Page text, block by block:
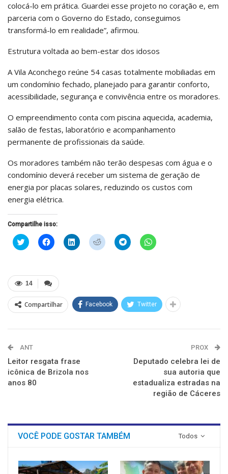
colocá-lo em prática. Guardei esse projeto no coração e, em
parceria com o Governo do Estado, conseguimos
transformá-lo em realidade”, afirmou.
Estrutura voltada ao bem-estar dos idosos
A Vila Aconchego reúne 54 casas totalmente mobiliadas em
um condomínio fechado, planejado para garantir conforto,
acessibilidade, segurança e convivência entre os moradores.
O empreendimento conta com piscina aquecida, academia,
salão de festas, laboratório e acompanhamento
permanente de profissionais da saúde.
Os moradores também não terão despesas com água e o
condomínio deverá receber um sistema de geração de
energia por placas solares, reduzindo os custos com
energia elétrica.
Compartilhe isso:
Clique
para
em
nova
janela)
Clique
para
em
nova
janela)
Clique
para
Clique
para
Clique
para
Clique
para
14
Compartilhar Facebook Twitter
ANT
Leitor resgata frase
icônica de Brizola nos
anos 80
PROX
Deputado celebra lei de
sua autoria que
estadualiza estradas na
região de Cáceres
Todos
VOCÊ PODE GOSTAR TAMBÉM